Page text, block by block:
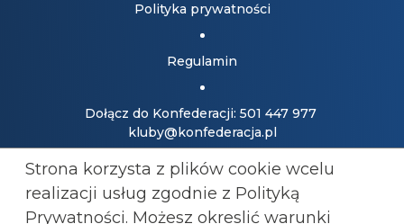
Polityka prywatności
Regulamin
Dołącz do Konfederacji: 501 447 977
kluby@konfederacja.pl
Kontakt dla mediów: 690 868 101
biuro.prasowe@konfederacja.pl
Strona korzysta z plików cookie wcelu
realizacji usług zgodnie z Polityką
Prywatności. Możesz okreslić warunki